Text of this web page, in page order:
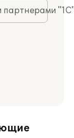
партнерами